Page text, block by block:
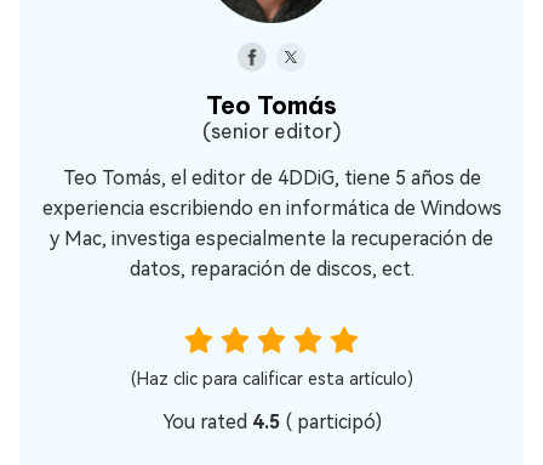
Teo Tomás
(senior editor)
Teo Tomás, el editor de 4DDiG, tiene 5 años de
experiencia escribiendo en informática de Windows
y Mac, investiga especialmente la recuperación de
datos, reparación de discos, ect.
(Haz clic para calificar esta artículo)
You rated 4.5 ( participó)